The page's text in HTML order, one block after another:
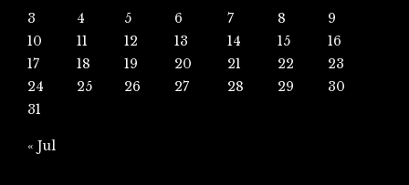
3
4 5 6 7 8
9
10
11 12 13 14 15
16
17
18 19 20 21 22
23
24
25 26 27 28 29
30
31
« Jul